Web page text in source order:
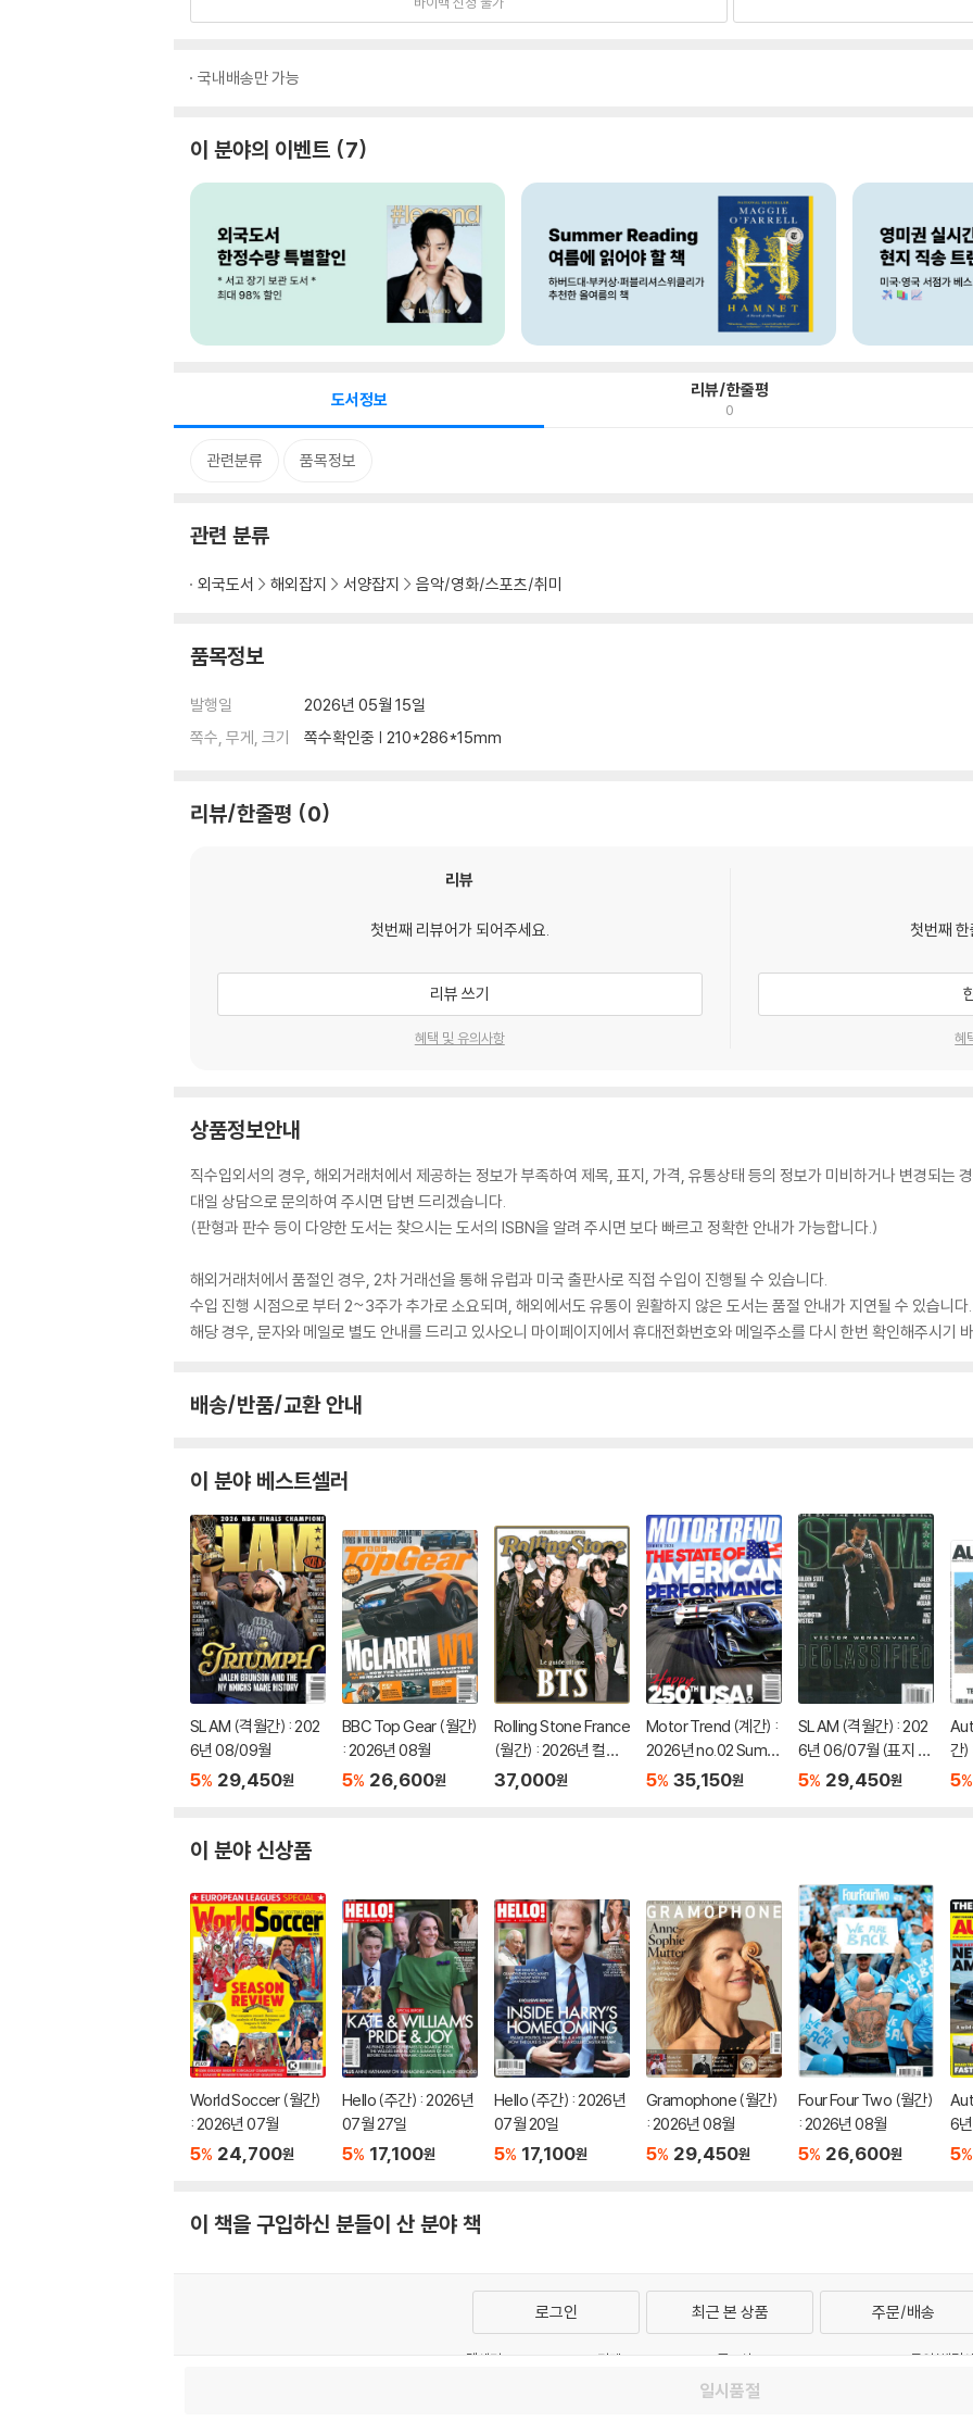
국내배송만 가능
이 분야의 이벤트 7
도서정보 리뷰/한줄평
0
관련분류 품목정보
관련 분류
외국도서 해외잡지 서양잡지 음악/영화/스포츠/취미
품목정보
발행일
2026년 05월 15일
쪽수, 무게, 크기
쪽수확인중 | 210*286*15mm
리뷰/한줄평 0
리뷰
첫번째 리뷰어가 되어주세요.
리뷰 쓰기
혜택 및 유의사항
첫번째
혜
상품정보안내
직수입외서의 경우, 해외거래처에서 제공하는 정보가 부족하여 제목, 표지, 가격, 유통상태 등의 정보가 미비하거나 변경되는
대일 상담으로 문의하여 주시면 답변 드리겠습니다.
(판형과 판수 등이 다양한 도서는 찾으시는 도서의 ISBN을 알려 주시면 보다 빠르고 정확한 안내가 가능합니다.)
해외거래처에서 품절인 경우, 2차 거래선을 통해 유럽과 미국 출판사로 직접 수입이 진행될 수 있습니다.
수입 진행 시점으로 부터 2~3주가 추가로 소요되며, 해외에서도 유통이 원활하지 않은 도서는 품절 안내가 지연될 수 있습니다.
해당 경우, 문자와 메일로 별도 안내를 드리고 있사오니 마이페이지에서 휴대전화번호와 메일주소를 다시 한번 확인해주시기
배송/반품/교환 안내
이 분야 베스트셀러
SLAM (격월간) : 202
6년 08/09월
5% 29,450원
BBC Top Gear (월간)
: 2026년 08월
5% 26,600원
Rolling Stone France
(월간) : 2026년 컬렉
터스 에디션 BTS 특집
37,000원
Motor Trend (계간) :
2026년 no.02 Summ
er
5% 35,150원
SLAM (격월간) : 202
6년 06/07월 (표지 랜
덤 발송)
5% 29,450원
간)
5%
이 분야 신상품
World Soccer (월간)
: 2026년 07월
5% 24,700원
Hello (주간) : 2026년
07월 27일
5% 17,100원
Hello (주간) : 2026년
07월 20일
5% 17,100원
Gramophone (월간)
: 2026년 08월
5% 29,450원
Four Four Two (월간)
: 2026년 08월
5% 26,600원
6
5%
이 책을 구입하신 분들이 산 분야 책
일시품절
로그인 최근 본 상품 주문/배송
고객센터 1544-3800 티켓 1544-6399 중고샵 1566-4295
eBook 1:1문의/채팅
예스이십사(주) 사업자 정보